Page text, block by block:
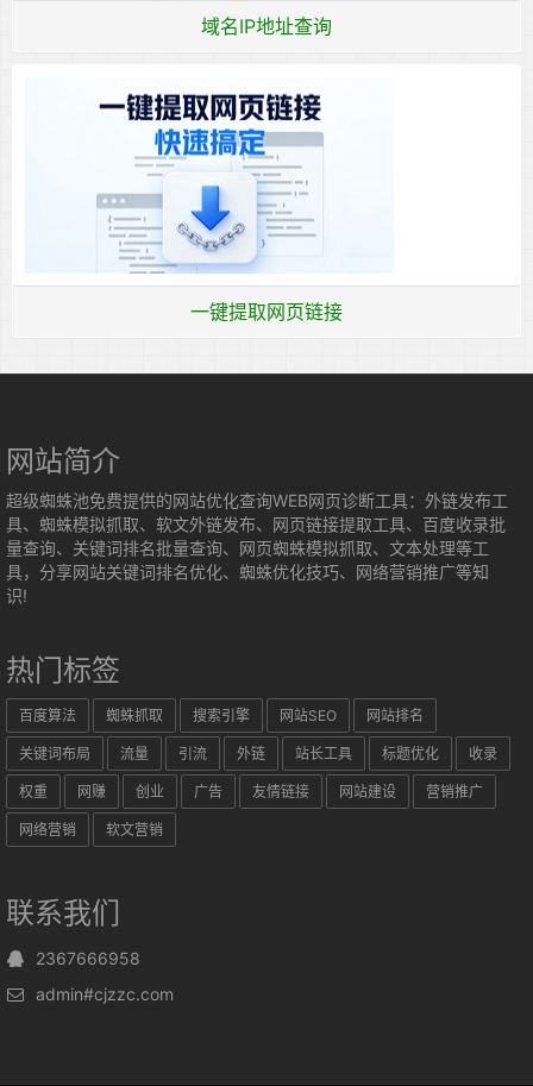
域名IP地址查询
一键提取网页链接
网站简介
超级蜘蛛池免费提供的网站优化查询WEB网页诊断工具：外链发布工
具、蜘蛛模拟抓取、软文外链发布、网页链接提取工具、百度收录批
量查询、关键词排名批量查询、网页蜘蛛模拟抓取、文本处理等工
具，分享网站关键词排名优化、蜘蛛优化技巧、网络营销推广等知
识!
热门标签
百度算法 蜘蛛抓取 搜索引擎 网站SEO 网站排名
关键词布局 流量 引流 外链 站长工具 标题优化 收录
权重 网赚 创业 广告 友情链接 网站建设 营销推广
网络营销 软文营销
联系我们
2367666958
admin#cjzzc.com